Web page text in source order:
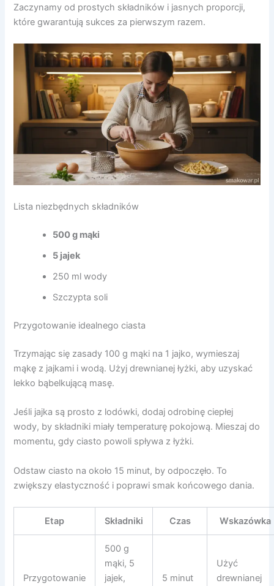
Zaczynamy od prostych składników i jasnych proporcji,
które gwarantują sukces za pierwszym razem.
Lista niezbędnych składników
500 g mąki
5 jajek
250 ml wody
Szczypta soli
Przygotowanie idealnego ciasta
Trzymając się zasady 100 g mąki na 1 jajko, wymieszaj
mąkę z jajkami i wodą. Użyj drewnianej łyżki, aby uzyskać
lekko bąbelkującą masę.
Jeśli jajka są prosto z lodówki, dodaj odrobinę ciepłej
wody, by składniki miały temperaturę pokojową. Mieszaj do
momentu, gdy ciasto powoli spływa z łyżki.
Odstaw ciasto na około 15 minut, by odpoczęło. To
zwiększy elastyczność i poprawi smak końcowego dania.
Etap Składniki Czas Wskazówka
Przygotowanie
500 g
mąki, 5
jajek,
5 minut
Użyć
drewnianej